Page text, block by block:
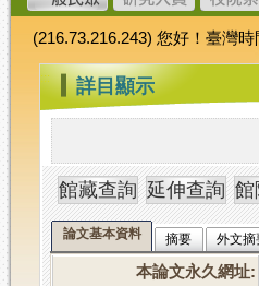
文
加
值
系
統
(216.73.216.243) 您好！臺灣
::: 詳目顯示
論文基本資料 摘要 外文摘
本論文永久網址: